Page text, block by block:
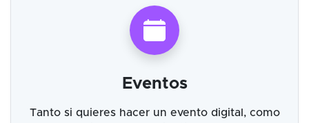
Eventos
Tanto si quieres hacer un evento digital, como